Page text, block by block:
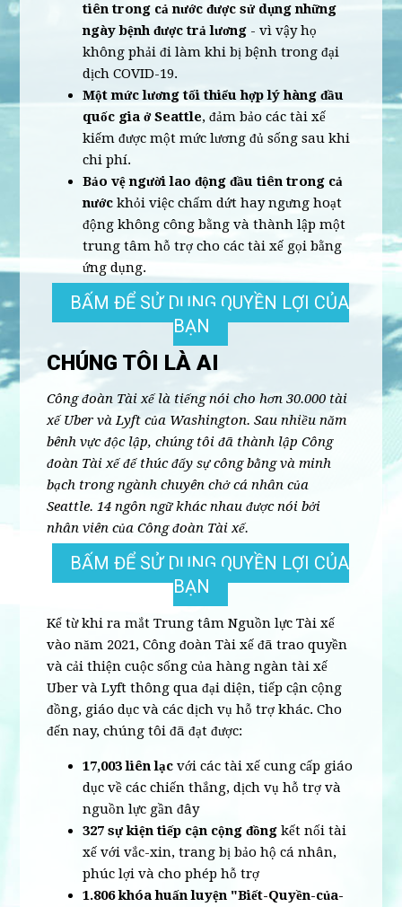
tiên trong cả nước được sử dụng những
ngày bệnh được trả lương - vì vậy họ
không phải đi làm khi bị bệnh trong đại
dịch COVID-19.
Một mức lương tối thiểu hợp lý hàng đầu
quốc gia ở Seattle, đảm bảo các tài xế
kiếm được một mức lương đủ sống sau khi
chi phí.
Bảo vệ người lao động đầu tiên trong cả
nước khỏi việc chấm dứt hay ngưng hoạt
động không công bằng và thành lập một
trung tâm hỗ trợ cho các tài xế gọi bằng
ứng dụng.
BẤM ĐỂ SỬ DỤNG QUYỀN LỢI CỦA
BẠN
CHÚNG TÔI LÀ AI
Công đoàn Tài xế là tiếng nói cho hơn 30.000 tài
xế Uber và Lyft của Washington. Sau nhiều năm
bênh vực độc lập, chúng tôi đã thành lập Công
đoàn Tài xế để thúc đẩy sự công bằng và minh
bạch trong ngành chuyên chở cá nhân của
Seattle. 14 ngôn ngữ khác nhau được nói bởi
nhân viên của Công đoàn Tài xế.
BẤM ĐỂ SỬ DỤNG QUYỀN LỢI CỦA
BẠN
Kể từ khi ra mắt Trung tâm Nguồn lực Tài xế
vào năm 2021, Công đoàn Tài xế đã trao quyền
và cải thiện cuộc sống của hàng ngàn tài xế
Uber và Lyft thông qua đại diện, tiếp cận cộng
đồng, giáo dục và các dịch vụ hỗ trợ khác. Cho
đến nay, chúng tôi đã đạt được:
17,003 liên lạc với các tài xế cung cấp giáo
dục về các chiến thắng, dịch vụ hỗ trợ và
nguồn lực gần đây
327 sự kiện tiếp cận cộng đồng kết nối tài
xế với vắc-xin, trang bị bảo hộ cá nhân,
phúc lợi và cho phép hỗ trợ
1.806 khóa huấn luyện "Biết-Quyền-của-